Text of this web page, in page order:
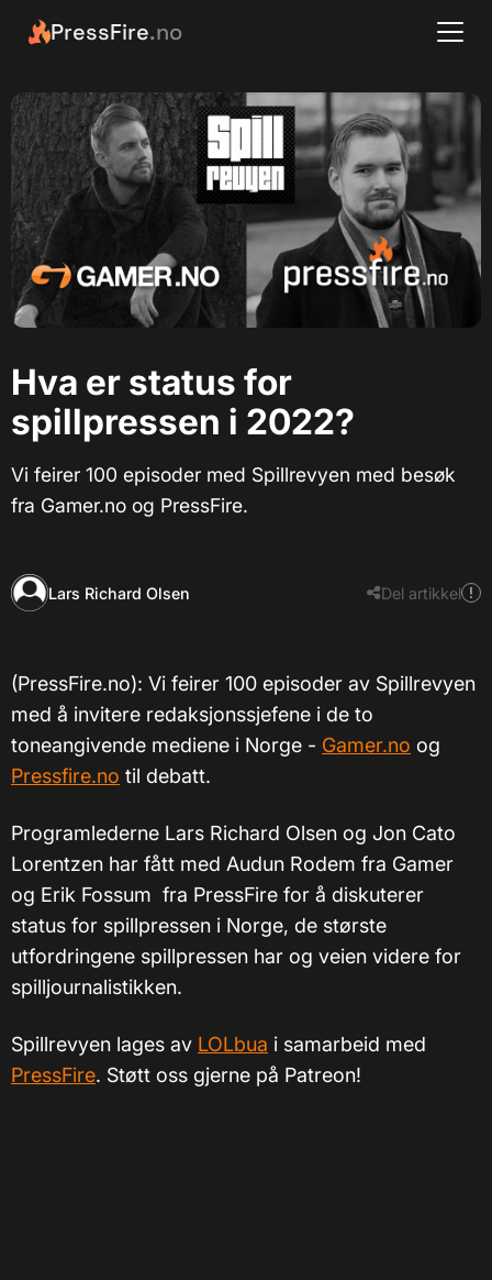
PressFire.no
Hva er status for
spillpressen i 2022?
Vi feirer 100 episoder med Spillrevyen med besøk
fra Gamer.no og PressFire.
Lars Richard Olsen Del artikkel
(PressFire.no): Vi feirer 100 episoder av Spillrevyen
med å invitere redaksjonssjefene i de to
toneangivende mediene i Norge - Gamer.no og
Pressfire.no til debatt.
Programlederne Lars Richard Olsen og Jon Cato
Lorentzen har fått med Audun Rodem fra Gamer
og Erik Fossum fra PressFire for å diskuterer
status for spillpressen i Norge, de største
utfordringene spillpressen har og veien videre for
spilljournalistikken.​
Spillrevyen lages av LOLbua i samarbeid med
PressFire. Støtt oss gjerne på Patreon!